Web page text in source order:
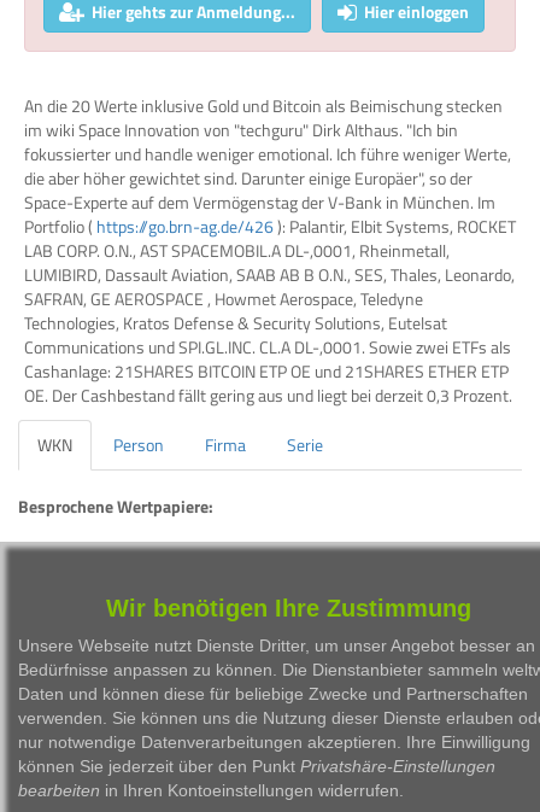
Hier gehts zur Anmeldung... Hier einloggen
An die 20 Werte inklusive Gold und Bitcoin als Beimischung stecken
im wiki Space Innovation von "techguru" Dirk Althaus. "Ich bin
fokussierter und handle weniger emotional. Ich führe weniger Werte,
die aber höher gewichtet sind. Darunter einige Europäer", so der
Space-Experte auf dem Vermögenstag der V-Bank in München. Im
Portfolio ( https://go.brn-ag.de/426): Palantir, Elbit Systems, ROCKET
LAB CORP. O.N., AST SPACEMOBIL.A DL-,0001, Rheinmetall,
LUMIBIRD, Dassault Aviation, SAAB AB B O.N., SES, Thales, Leonardo,
SAFRAN, GE AEROSPACE , Howmet Aerospace, Teledyne
Technologies, Kratos Defense & Security Solutions, Eutelsat
Communications und SPI.GL.INC. CL.A DL-,0001. Sowie zwei ETFs als
Cashanlage: 21SHARES BITCOIN ETP OE und 21SHARES ETHER ETP
OE. Der Cashbestand fällt gering aus und liegt bei derzeit 0,3 Prozent.
WKN
Person Firma Serie
Besprochene Wertpapiere:
WKN
Bezeichnung
ISIN
wiki Space Innovation DE000LS9UBL8
1999 - 2026 Börsen Radio Network AG
Wir benötigen Ihre Zustimmung
Unsere Webseite nutzt Dienste Dritter, um unser Angebot besser an
Bedürfnisse anpassen zu können. Die Dienstanbieter sammeln
Daten und können diese für beliebige Zwecke und Partnerschaften
verwenden. Sie können uns die Nutzung dieser Dienste erlauben
nur notwendige Datenverarbeitungen akzeptieren. Ihre Einwilligung
können Sie jederzeit über den Punkt Privatshäre-Einstellungen
bearbeiten in Ihren Kontoeinstellungen widerrufen.